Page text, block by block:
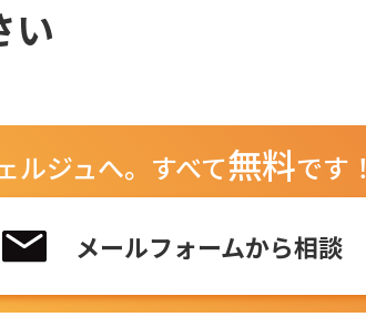
い
ジュへ。 すべて無料です！
メールフォームから相談